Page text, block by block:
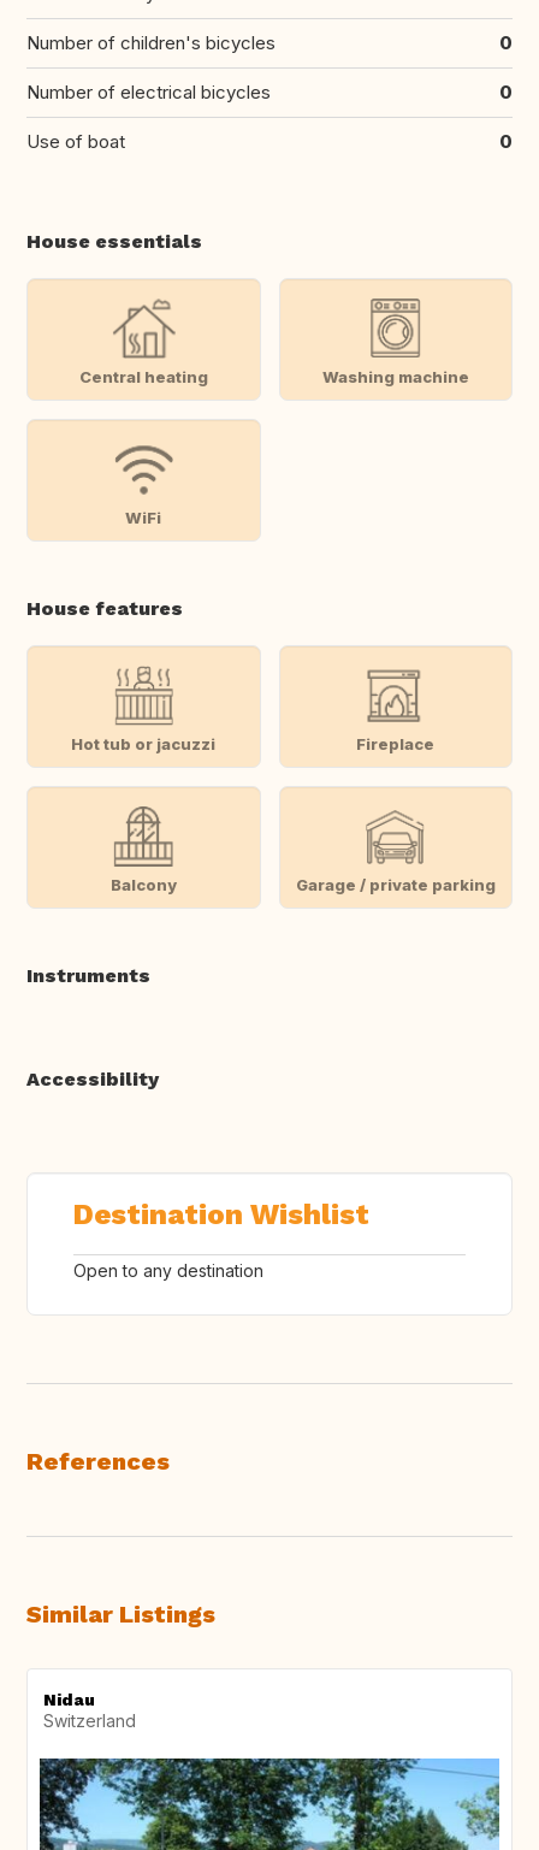
Number of children's bicycles 0
Number of electrical bicycles 0
Use of boat 0
House essentials
Central heating Washing machine
WiFi
House features
Hot tub or jacuzzi Fireplace
Balcony Garage / private parking
Instruments
Accessibility
Destination Wishlist
Open to any destination
References
Similar Listings
Nidau
Switzerland